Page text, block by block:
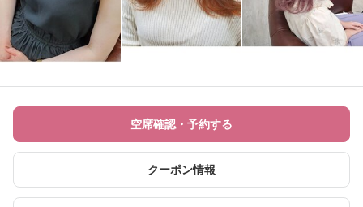
空席確認・予約する
クーポン情報